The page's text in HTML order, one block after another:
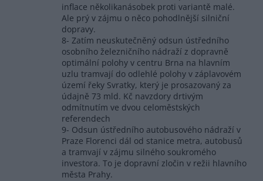
inflace několikanásobek proti variantě malé.
Ale prý v zájmu o něco pohodlnější silniční
dopravy.
8- Zatím neuskutečněný odsun ústředního
osobního železničního nádraží z dopravně
optimální polohy v centru Brna na hlavním
uzlu tramvají do odlehlé polohy v záplavovém
území řeky Svratky, který je prosazovaný za
údajně 73 mld. Kč navzdory drtivým
odmítnutím ve dvou celoměstských
referendech
9- Odsun ústředního autobusového nádraží v
Praze Florenci dál od stanice metra, autobusů
a tramvají v zájmu silného soukromého
investora. To je dopravní zločin v režii hlavního
města Prahy.